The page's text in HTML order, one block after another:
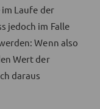
Laufe der
jedoch im Falle
Wenn also
Wert der
daraus